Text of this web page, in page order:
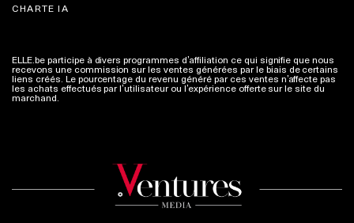
CHARTE IA
ELLE.be participe à divers programmes d’affiliation ce qui signifie que nous
recevons une commission sur les ventes générées par le biais de certains
liens créés. Le pourcentage du revenu généré par ces ventes n’affecte pas
les achats effectués par l’utilisateur ou l’expérience offerte sur le site du
marchand. Plus d'infos